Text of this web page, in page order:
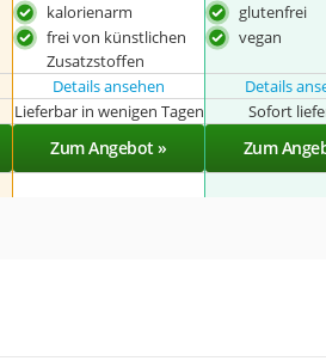
kalorienarm
frei von künstlichen
Zusatzstoffen
glutenfrei
vegan
Details ansehen Details
Lieferbar in wenigen Tagen Sofort
Zum Angebot » Zum